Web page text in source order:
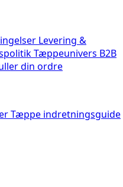
Levering &
Tæppeunivers B2B
din ordre
Tæppe indretningsguide